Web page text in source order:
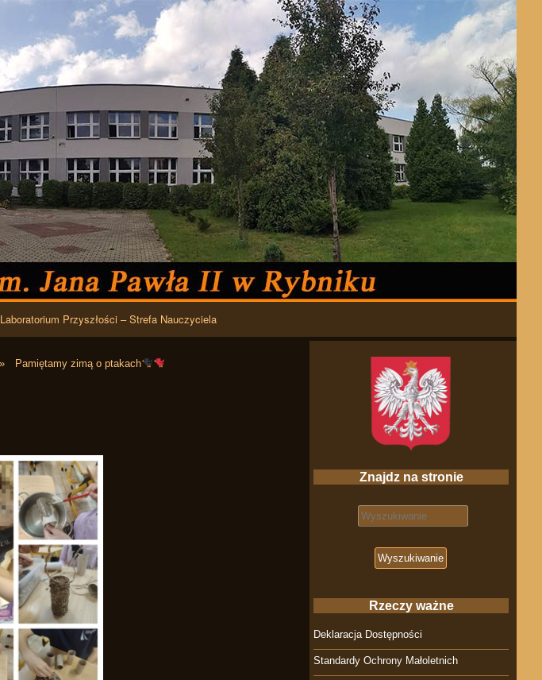
Przejdź do zawartości
Laboratorium Przyszłości – Strefa Nauczyciela
Pamiętamy zimą o ptakach
Znajdz na stronie
Search for:
Rzeczy ważne
Deklaracja Dostępności
Standardy Ochrony Małoletnich